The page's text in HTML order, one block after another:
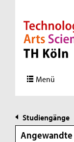
Direkt zur
Direkt zur
Direkt zum
Direkt zum
Menü
Studiengänge